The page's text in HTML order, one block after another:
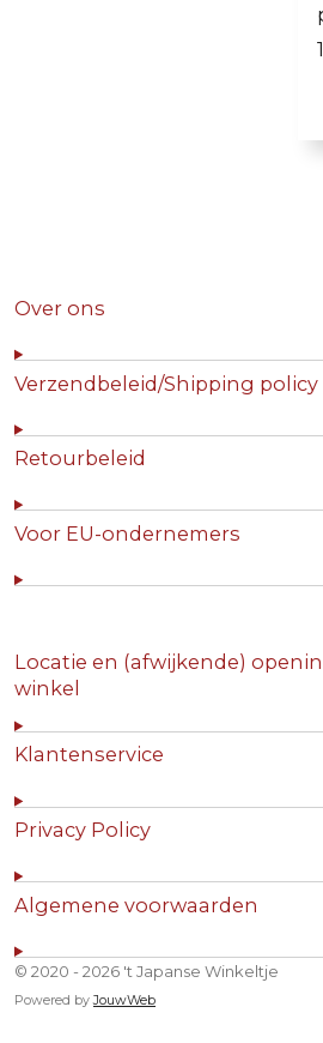
Over ons
Verzendbeleid/Shipping policy
Retourbeleid
Voor EU-ondernemers
Locatie en (afwijkende)
winkel
Klantenservice
Privacy Policy
Algemene voorwaarden
© 2020 - 2026 't Japanse Winkeltje
Powered byJouwWeb